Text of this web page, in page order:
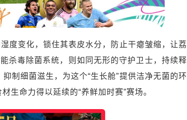
度变化，锁住其表皮水分，防止干瘪皱缩，让荔
杀毒除菌系统，则如同无形的守护卫士，持续释
制细菌滋生，为这个“生长舱”提供洁净无菌的环
生命力得以延续的“养鲜加时赛”赛场。